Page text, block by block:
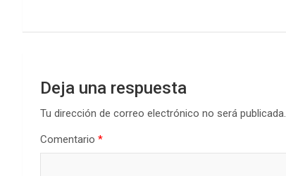
k
p
entradas
Deja una respuesta
Tu dirección de correo electrónico no será publicada.
Comentario *